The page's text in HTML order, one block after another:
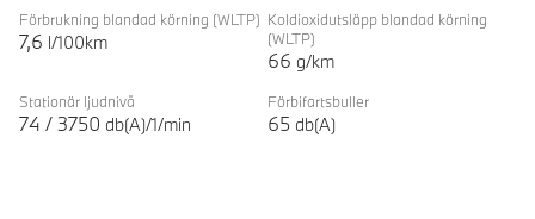
Förbrukning blandad körning (WLTP)
7,6 l/100km
Koldioxidutsläpp blandad körning
(WLTP)
66 g/km
Stationär ljudnivå
74 / 3750 db(A)/1/min
Förbifartsbuller
65 db(A)